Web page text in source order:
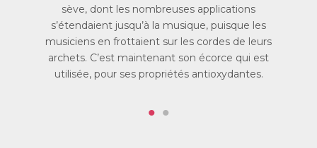
Quels sont les besoins journaliers ?
Pour un adulte, les autorités de santé recommandent un
apport de 6mg par kilo de poids corporel par jour. Cela
représente environ 300mg pour une femme et 380mg
pour un homme. Comme le corps ne sait pas fabriquer de
auraient un apport insuffisant et souffriraient donc d’un
sève, dont les nombreuses applications
s’étendaient jusqu’à la musique, puisque les
musiciens en frottaient sur les cordes de leurs
archets. C’est maintenant son écorce qui est
utilisée, pour ses propriétés antioxydantes.